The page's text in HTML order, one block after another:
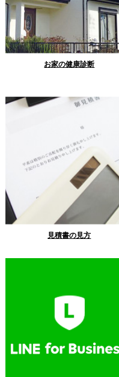
お家の健康診断
見積書の見方